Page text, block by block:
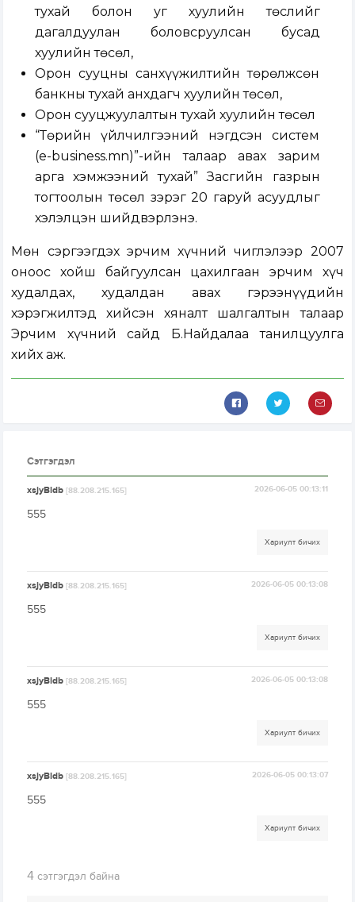
тухай болон уг хуулийн төслийг
дагалдуулан боловсруулсан бусад
хуулийн төсөл,
Орон сууцны санхүүжилтийн төрөлжсөн
банкны тухай анхдагч хуулийн төсөл,
Орон сууцжуулалтын тухай хуулийн төсөл
“Төрийн үйлчилгээний нэгдсэн систем
(e-business.mn)”-ийн талаар авах зарим
арга хэмжээний тухай” Засгийн газрын
тогтоолын төсөл зэрэг 20 гаруй асуудлыг
хэлэлцэн шийдвэрлэнэ.
Мөн сэргээгдэх эрчим хүчний чиглэлээр 2007
оноос хойш байгуулсан цахилгаан эрчим хүч
худалдах, худалдан авах гэрээнүүдийн
хэрэгжилтэд хийсэн хяналт шалгалтын талаар
Эрчим хүчний сайд Б.Найдалаа танилцуулга
хийх аж.
Сэтгэгдэл
xsjyBldb[88.208.215.165] 2026-06-05 00:13:11
555
Хариулт бичих
xsjyBldb[88.208.215.165] 2026-06-05 00:13:08
555
Хариулт бичих
xsjyBldb[88.208.215.165] 2026-06-05 00:13:08
555
Хариулт бичих
xsjyBldb[88.208.215.165] 2026-06-05 00:13:07
555
Хариулт бичих
4 сэтгэгдэл байна